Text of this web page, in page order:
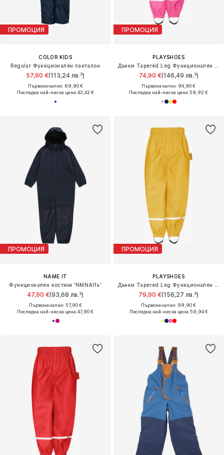
ПРОМОЦИЯ
COLOR KIDS
Regular Функционален панталон
57,90 €(113,24 лв.³)
Първоначално: 69,90 €
Последна най-ниска цена:42,42 €
ПРОМОЦИЯ
PLAYSHOES
74,90 €(146,49 лв.³)
Първоначално: 94,90 €
Последна най-ниска цена:59,92 €
ПРОМОЦИЯ
NAME IT
Функционален костюм 'NMNAlfa'
47,90 €(93,68 лв.³)
Първоначално: 57,90 €
Последна най-ниска цена:47,90 €
ПРОМОЦИЯ
PLAYSHOES
79,90 €(156,27 лв.³)
Първоначално: 99,90 €
Последна най-ниска цена:59,94 €